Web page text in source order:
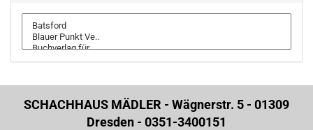
SCHACHHAUS MÄDLER - Wägnerstr. 5 - 01309
Dresden - 0351-3400151